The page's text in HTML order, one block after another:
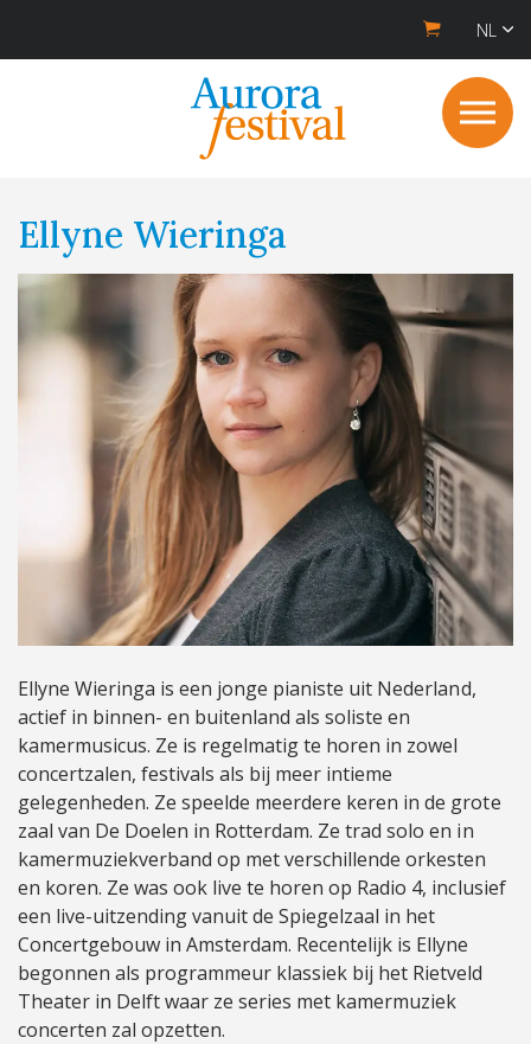
NL
Ellyne Wieringa
Ellyne Wieringa is een jonge pianiste uit Nederland,
actief in binnen- en buitenland als soliste en
kamermusicus. Ze is regelmatig te horen in zowel
concertzalen, festivals als bij meer intieme
gelegenheden. Ze speelde meerdere keren in de grote
zaal van De Doelen in Rotterdam. Ze trad solo en in
kamermuziekverband op met verschillende orkesten
en koren. Ze was ook live te horen op Radio 4, inclusief
een live-uitzending vanuit de Spiegelzaal in het
Concertgebouw in Amsterdam. Recentelijk is Ellyne
begonnen als programmeur klassiek bij het Rietveld
Theater in Delft waar ze series met kamermuziek
concerten zal opzetten.